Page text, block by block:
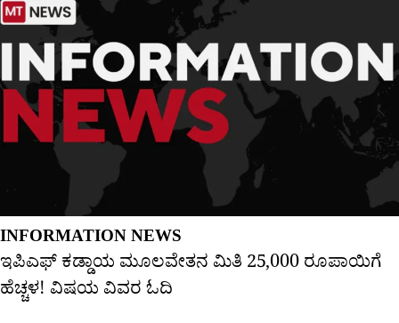
INFORMATION NEWS
ಇಪಿಎಫ್ ಕಡ್ಡಾಯ ಮೂಲವೇತನ ಮಿತಿ 25,000 ರೂಪಾಯಿಗೆ
ಹೆಚ್ಚಳ! ವಿಷಯ ವಿವರ ಓದಿ